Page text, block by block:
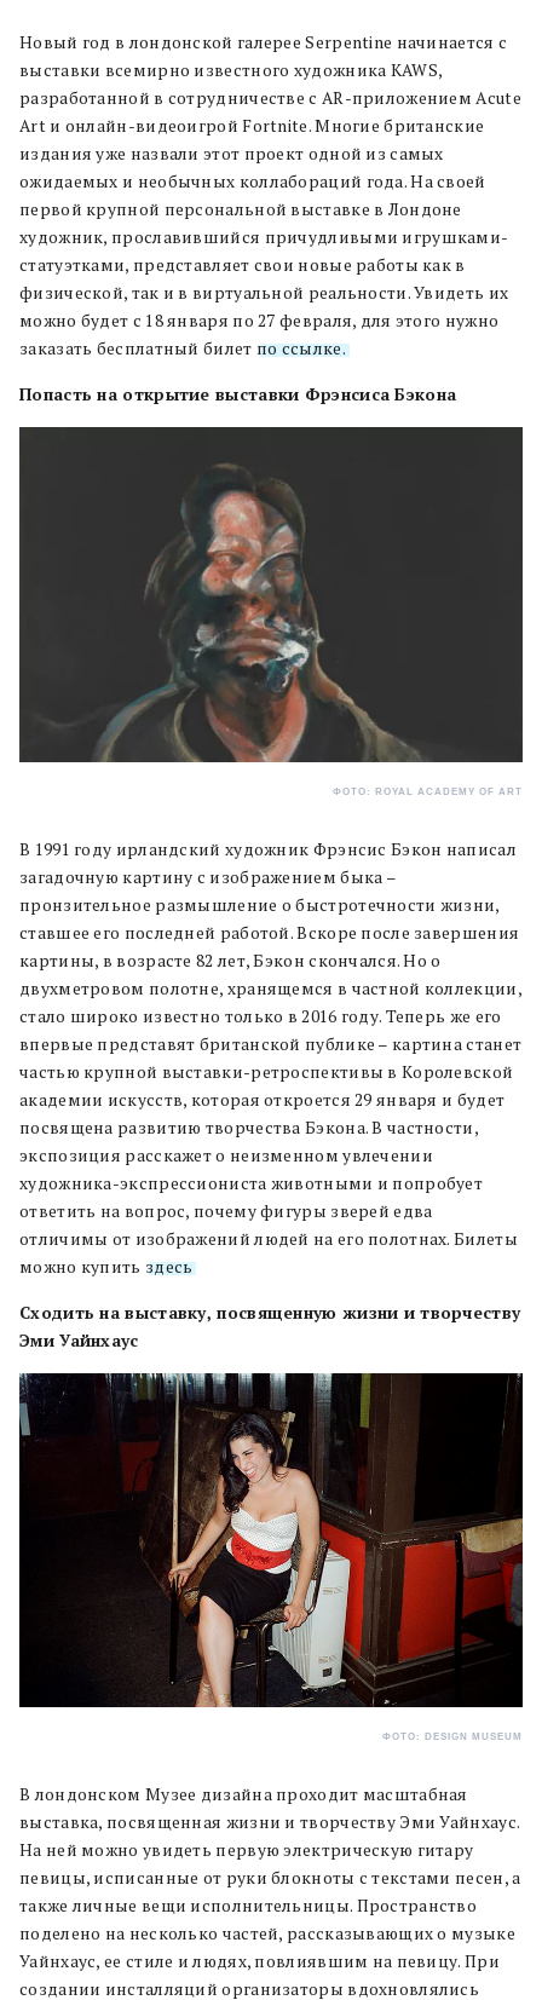
Новый год в лондонской галерее Serpentine начинается с
выставки всемирно известного художника KAWS,
разработанной в сотрудничестве с AR-приложением Acute
Art и онлайн-видеоигрой Fortnite. Многие британские
издания уже назвали этот проект одной из самых
ожидаемых и необычных коллабораций года. На своей
первой крупной персональной выставке в Лондоне
художник, прославившийся причудливыми игрушками-
статуэтками, представляет свои новые работы как в
физической, так и в виртуальной реальности. Увидеть их
можно будет с 18 января по 27 февраля, для этого нужно
заказать бесплатный билет по ссылке.
Попасть на открытие выставки Фрэнсиса Бэкона
ФОТО: ROYAL ACADEMY OF ART
В 1991 году ирландский художник Фрэнсис Бэкон написал
загадочную картину с изображением быка –
пронзительное размышление о быстротечности жизни,
ставшее его последней работой. Вскоре после завершения
картины, в возрасте 82 лет, Бэкон скончался. Но о
двухметровом полотне, хранящемся в частной коллекции,
стало широко известно только в 2016 году. Теперь же его
впервые представят британской публике – картина станет
частью крупной выставки-ретроспективы в Королевской
академии искусств, которая откроется 29 января и будет
посвящена развитию творчества Бэкона. В частности,
экспозиция расскажет о неизменном увлечении
художника-экспрессиониста животными и попробует
ответить на вопрос, почему фигуры зверей едва
отличимы от изображений людей на его полотнах. Билеты
можно купить здесь.
Сходить на выставку, посвященную жизни и творчеству
Эми Уайнхаус
ФОТО: DESIGN MUSEUM
В лондонском Музее дизайна проходит масштабная
выставка, посвященная жизни и творчеству Эми Уайнхаус.
На ней можно увидеть первую электрическую гитару
певицы, исписанные от руки блокноты с текстами песен, а
также личные вещи исполнительницы. Пространство
поделено на несколько частей, рассказывающих о музыке
Уайнхаус, ее стиле и людях, повлиявшим на певицу. При
создании инсталляций организаторы вдохновлялись